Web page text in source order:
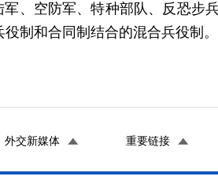
、空防军、特种部队、反恐步
制和合同制结合的混合兵役制。
外交新媒体 重要链接